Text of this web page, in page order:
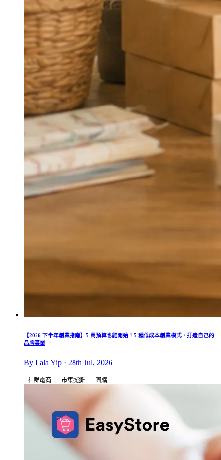
【2026 下半年創業指南】5 萬預算也能開始！5 種低成本創業模式，打造自己的
品牌事業
By Lala Yip · 28th Jul, 2026
社群電商 市集擺攤 團購